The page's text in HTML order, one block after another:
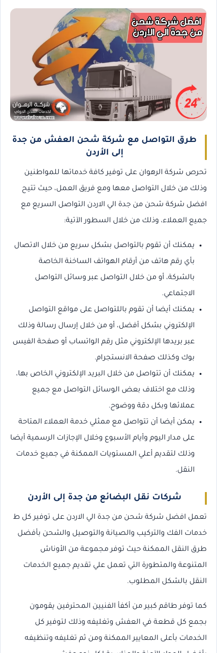
طرق التواصل مع شركة شحن العفش من جدة
إلى الأردن
تحرص شركة الرهوان على توفير كافة خدماتها للمواطنين
وذلك من خلال التواصل معها ومع فريق العمل، حيث تتيح
افضل شركة شحن من جدة الي الاردن التواصل السريع مع
جميع العملاء، وذلك من خلال السطور الآتية:
يمكنك أن تقوم بالتواصل بشكل سريع من خلال الاتصال
بأي رقم هاتف من أرقام الهواتف الساخنة الخاصة
بالشركة، أو من خلال التواصل عبر وسائل التواصل
الاجتماعي.
يمكنك أيضا أن تقوم باللتواصل على مواقع التواصل
الإلكتروني بشكل أفضل، أو من خلال إرسال رسالة وذلك
عبر بريدها الإلكتروني مثل رقم الواتساب أو صفحة الفيس
بوك وكذلك صفحة الانستجرام.
يمكنك أن تتواصل من خلال البريد الإلكتروني الخاص بها،
وذلك مع اختلاف بعض الوسائل التواصل مع جميع
عملائها وبكل دقة ووضوح.
يمكن أيضا أن تتواصل مع ممثلي خدمة العملاء المتاحة
على مدار اليوم وأيام الأسبوع وخلال الإجازات الرسمية أيضا
وذلك لتقديم أعلي المستويات الممكنة في جميع خدمات
النقل.
شركات نقل البضائع من جدة إلى الأردن
تعمل افضل شركة شحن من جدة الي الاردن على توفير كل ط
خدمات الفك والتركيب والصيانة والتوصيل والشحن بأفضل
طرق النقل الممكنة حيث توفر مجموعة من الأوناش
المتنوعة والمتطورة التي تعمل علي تقديم جميع الخدمات
النقل بالشكل المطلوب.
كما توفر طاقم كبير من أكفأ الفنيين المحترفين يقومون
بجمع كل قطعة في العفش وتغليفه وذلك لتوفير كل
الخدمات بأعلى المعايير الممكنة ومن ثم تغليفه وتنظيفه